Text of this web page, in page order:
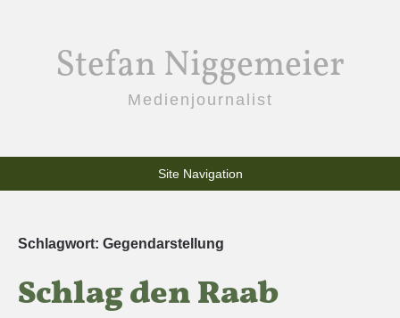
Stefan Niggemeier
Medienjournalist
Site Navigation
Schlagwort: Gegendarstellung
Schlag den Raab